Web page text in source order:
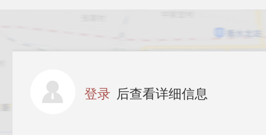
登录 后查看详细信息